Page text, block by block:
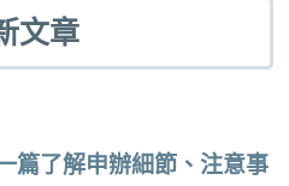
文章
篇了解申辦細節、注意事